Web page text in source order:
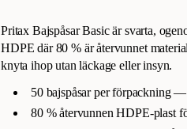
Pritax Bajspåsar Basic är svarta,
HDPE där 80 % är återvunnet
knyta ihop utan läckage eller insyn.
50 bajspåsar per förpackning
80 % återvunnen HDPE-plast